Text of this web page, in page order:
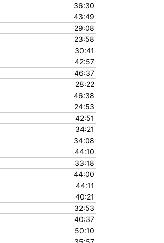
36:30
43:49
29:08
23:58
30:41
42:57
46:37
28:22
46:38
24:53
42:51
34:21
34:08
44:10
33:18
44:00
44:11
40:21
32:53
40:37
50:10